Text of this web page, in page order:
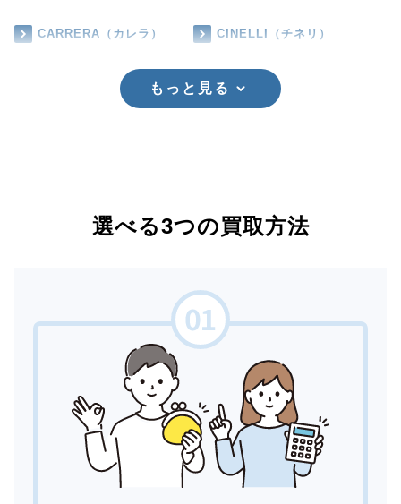
CARRERA（カレラ） CINELLI（チネリ）
もっと見る
選べる3つの買取方法